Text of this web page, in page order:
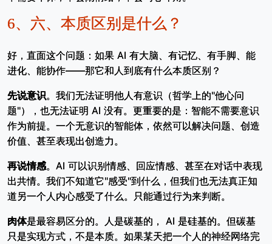
6、 六、本质区别是什么？
好，直面这个问题：如果 AI 有大脑、有记忆、有手脚、能
进化、能协作——那它和人到底有什么本质区别？
先说意识。我们无法证明他人有意识（哲学上的"他心问
题"），也无法证明 AI 没有。更重要的是：智能不需要意识
作为前提。一个无意识的智能体，依然可以解决问题、创造
价值、甚至表现出创造力。
再说情感。AI 可以识别情感、回应情感、甚至在对话中表现
出共情。我们不知道它"感受"到什么，但我们也无法真正知
道另一个人内心感受了什么。只能通过行为来判断。
肉体是最容易区分的。人是碳基的， AI 是硅基的。但碳基
只是实现方式，不是本质。如果某天把一个人的神经网络完